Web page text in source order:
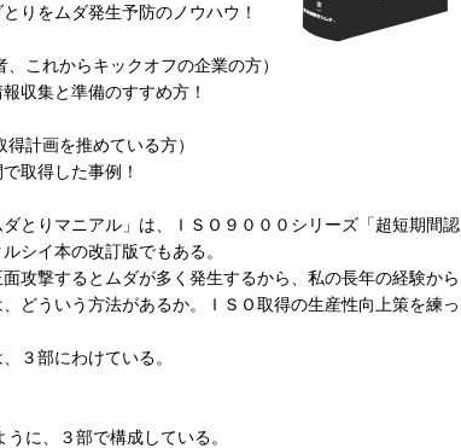
をムダ発生予防のノウハウ！
これからキックオフの企業の方）
集と準備のすすめ方！
計画を推めている方）
取得した事例！
とりマニアル」は、ＩＳＯ９０００シリーズ「超短期間認
シイ本の改訂版でもある。
攻撃するとムダが多く発生するから、私の長年の経験から
どういう方法があるか。ＩＳＯ取得の生産性向上策を練っ
３部にわけている。
に、３部で構成している。